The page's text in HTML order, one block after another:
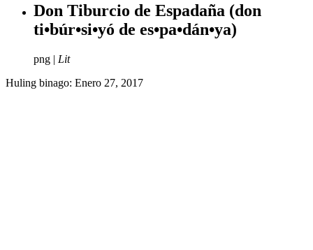
Don Tiburcio de Espadaña (don
ti•búr•si•yó de es•pa•dán•ya)
png | Lit
Huling binago: Enero 27, 2017